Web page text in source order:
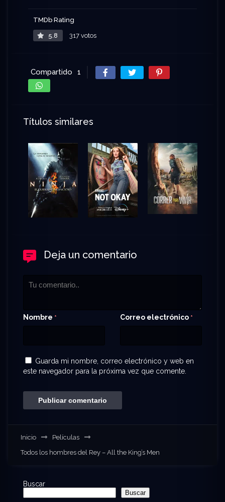
TMDb Rating
5.8 317 votos
Compartido 1
Títulos similares
Deja un comentario
Nombre * Correo electrónico *
Guarda mi nombre, correo electrónico y web en
este navegador para la próxima vez que comente.
Inicio
Películas
Todos los hombres del Rey – All the King’s Men
Buscar
Buscar